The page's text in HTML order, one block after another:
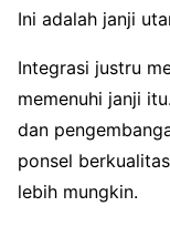
Ini adalah janji
Integrasi justru
memenuhi janji
dan
ponsel
lebih mungkin.